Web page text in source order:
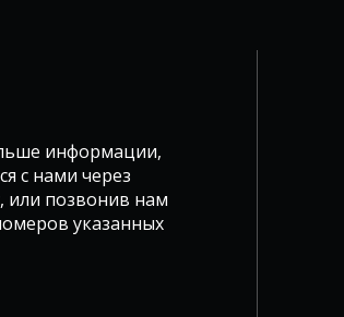
информации,
с нами через
или позвонив нам
указанных